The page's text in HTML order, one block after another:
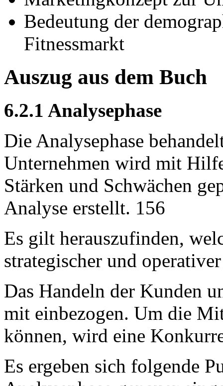
Bedeutung der
Fitnessmarkt
Auszug aus dem Buch
6.2.1 Analysephase
Die Analysephase
Unternehmen wird mit
Stärken und Schwächen
Analyse erstellt. 156
Es gilt herauszufinden,
strategischer und
Das Handeln der Kunden
mit einbezogen. Um die
können, wird eine
Es ergeben sich folgende